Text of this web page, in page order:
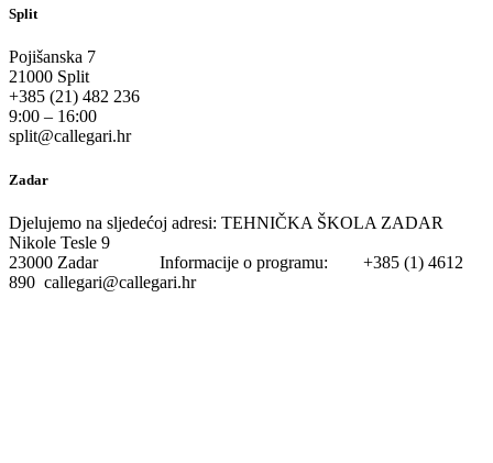
Split
Pojišanska 7
21000 Split
+385 (21) 482 236
9:00 – 16:00
split@callegari.hr
Zadar
Djelujemo na sljedećoj adresi: TEHNIČKA ŠKOLA ZADAR
Nikole Tesle 9
23000 Zadar Informacije o programu: +385 (1) 4612
890 callegari@callegari.hr